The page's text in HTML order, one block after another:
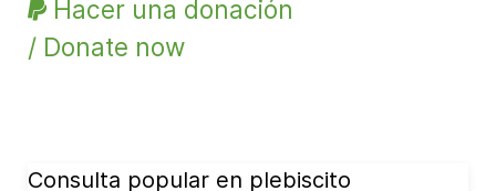
Hacer una donación
/ Donate now
Consulta popular en plebiscito